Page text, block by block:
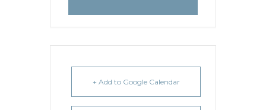
+ Add to Google Calendar